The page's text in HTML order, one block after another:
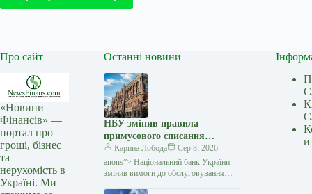
Про сайт
«Новини
Фінансів» —
портал про
гроші, бізнес
та
нерухомість в
Україні. Ми
Останні новини
НБУ змінив правила
примусового списання
коштів: що зміниться для
боржників — Мінфін
Карина Лобода
Сер 8, 2026
anons”> Національний банк України
змінив вимоги до обслуговування
и